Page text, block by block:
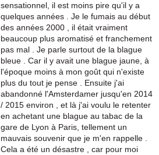
sensationnel, il est moins pire qu'il y a
quelques années . Je le fumais au début
des années 2000 , il était vraiment
beaucoup plus aromatisé et franchement
pas mal . Je parle surtout de la blague
bleue . Car il y avait une blague jaune, à
l'époque moins à mon goût qui n'existe
plus du tout je pense . Ensuite j'ai
abandonné l'Amsterdamer jusqu'en 2014
/ 2015 environ , et là j'ai voulu le retenter
en achetant une blague au tabac de la
gare de Lyon à Paris, tellement un
mauvais souvenir que je m'en rappelle .
Cela a été un désastre , car pour moi